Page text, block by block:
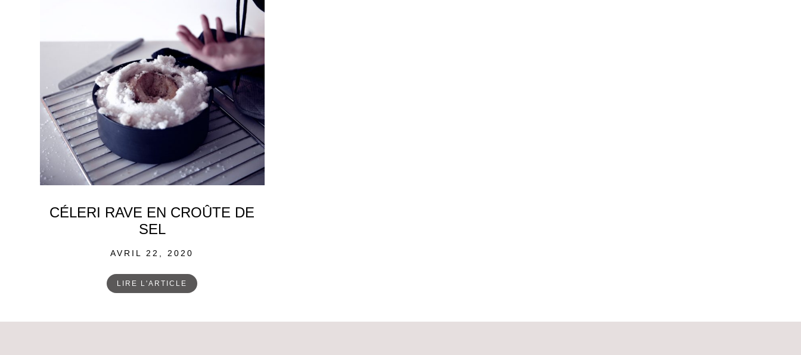
CÉLERI RAVE EN CROÛTE DE
SEL
POSTED
AVRIL 22, 2020
LIRE L'ARTICLE